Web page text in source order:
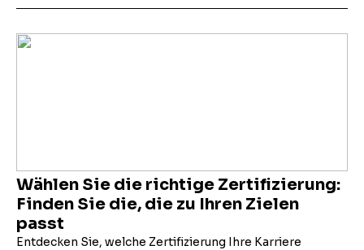
Wählen Sie die richtige Zertifizierung:
Finden Sie die, die zu Ihren Zielen
passt
Entdecken Sie, welche Zertifizierung Ihre Karriere